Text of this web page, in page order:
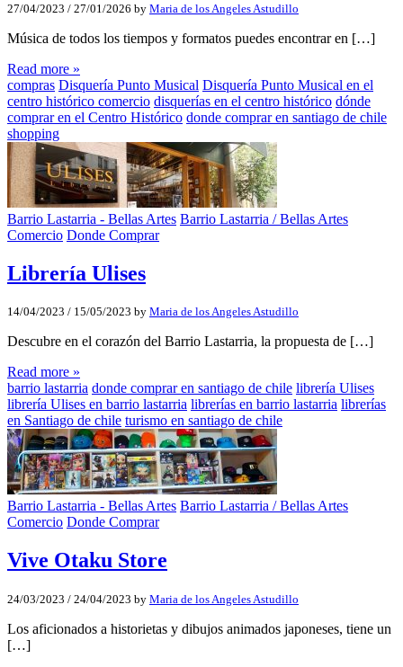
27/04/2023 / 27/01/2026 by Maria de los Angeles Astudillo
Música de todos los tiempos y formatos puedes encontrar en […]
Read more »
compras Disquería Punto Musical Disquería Punto Musical en el
centro histórico comercio disquerías en el centro histórico dónde
comprar en el Centro Histórico donde comprar en santiago de chile
shopping
Barrio Lastarria - Bellas Artes Barrio Lastarria / Bellas Artes
Comercio Donde Comprar
Librería Ulises
14/04/2023 / 15/05/2023 by Maria de los Angeles Astudillo
Descubre en el corazón del Barrio Lastarria, la propuesta de […]
Read more »
barrio lastarria donde comprar en santiago de chile librería Ulises
librería Ulises en barrio lastarria librerías en barrio lastarria librerías
en Santiago de chile turismo en santiago de chile
Barrio Lastarria - Bellas Artes Barrio Lastarria / Bellas Artes
Comercio Donde Comprar
Vive Otaku Store
24/03/2023 / 24/04/2023 by Maria de los Angeles Astudillo
Los aficionados a historietas y dibujos animados japoneses, tiene un
[…]